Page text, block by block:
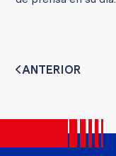
ANTERIOR